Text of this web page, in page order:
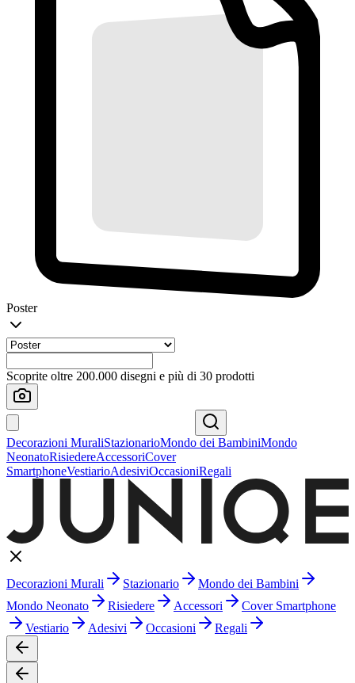
Poster
Scoprite oltre 200.000 disegni e più di 30 prodotti
Decorazioni MuraliStazionarioMondo dei BambiniMondo
NeonatoRisiedereAccessoriCover
SmartphoneVestiarioAdesiviOccasioniRegali
Decorazioni Murali Stazionario
Mondo dei Bambini
Mondo Neonato
Risiedere Accessori
Cover Smartphone
Vestiario
Adesivi Occasioni Regali